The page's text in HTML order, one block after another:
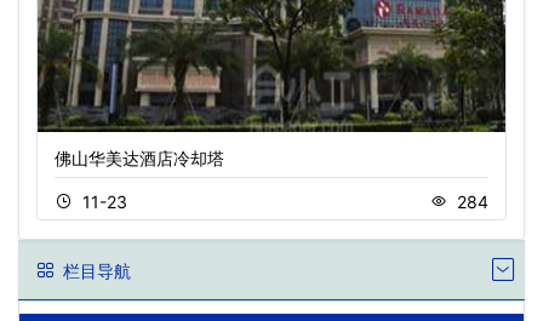
佛山华美达酒店冷却塔
11-23 284
栏目导航